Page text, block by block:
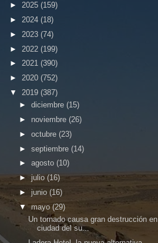
► 2025 (159)
► 2024 (18)
► 2023 (74)
► 2022 (199)
► 2021 (390)
► 2020 (752)
▼ 2019 (387)
► diciembre (15)
► noviembre (26)
► octubre (23)
► septiembre (14)
► agosto (10)
► julio (16)
► junio (16)
▼mayo(29)
Un tornado causa gran destrucción en
ciudad del su...